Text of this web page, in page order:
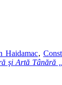
Haidamac,
şi Artă Tânără